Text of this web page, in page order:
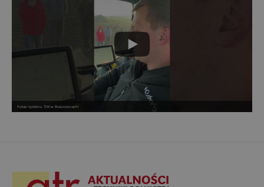
Pokaz systemu TIM w Braszowicach!